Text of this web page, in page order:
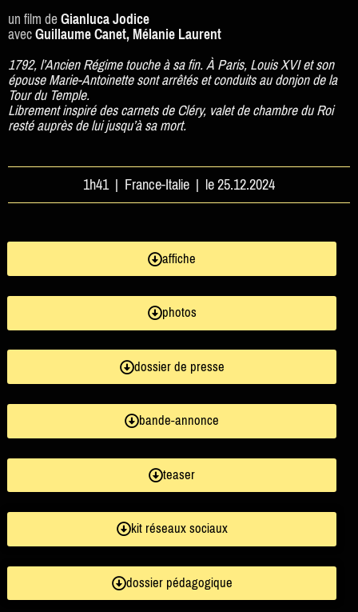
un film deGianluca Jodice
avecGuillaume Canet, Mélanie Laurent
1792, l’Ancien Régime touche à sa fin. À Paris, Louis XVI et son
épouse Marie-Antoinette sont arrêtés et conduits au donjon de la
Tour du Temple.
Librement inspiré des carnets de Cléry, valet de chambre du Roi
resté auprès de lui jusqu’à sa mort.
1h41 | France-Italie | le 25.12.2024
affiche
photos
dossier de presse
bande-annonce
teaser
kit réseaux sociaux
dossier pédagogique